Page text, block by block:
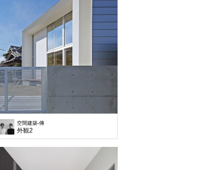
空間建築-傳
外観2